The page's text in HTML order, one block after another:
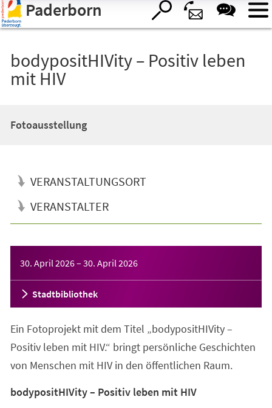
Assistenzsoftware
öffnen.Paderborn
bodypositHIVity – Positiv leben
mit HIV
Fotoausstellung
VERANSTALTUNGSORT
VERANSTALTER
30. April 2026– 30. April 2026
Stadtbibliothek
Ein Fotoprojekt mit dem Titel „bodypositHIVity –
Positiv leben mit HIV.“ bringt persönliche Geschichten
von Menschen mit HIV in den öffentlichen Raum.
bodypositHIVity – Positiv leben mit HIV